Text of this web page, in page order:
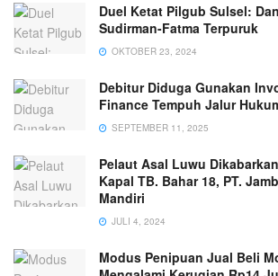
Duel Ketat Pilgub Sulsel:
Sudirman-Fatma Terpuruk
OKTOBER 23, 2024
Debitur Diduga Gunakan
Finance Tempuh Jalur
SEPTEMBER 11, 2025
Pelaut Asal Luwu
Kapal TB. Bahar 18, PT.
Mandiri
JULI 4, 2024
Modus Penipuan Jual Beli